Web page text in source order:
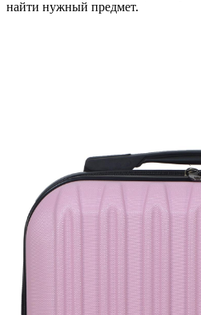
найти нужный предмет.